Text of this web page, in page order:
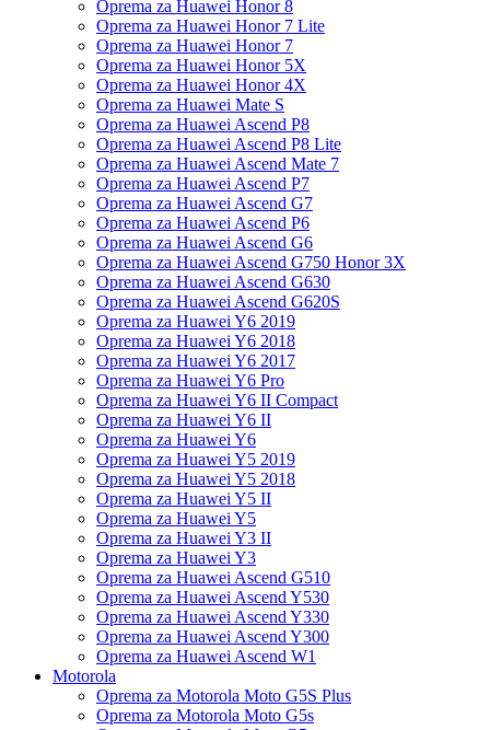
Oprema za Huawei Honor 8
Oprema za Huawei Honor 7 Lite
Oprema za Huawei Honor 7
Oprema za Huawei Honor 5X
Oprema za Huawei Honor 4X
Oprema za Huawei Mate S
Oprema za Huawei Ascend P8
Oprema za Huawei Ascend P8 Lite
Oprema za Huawei Ascend Mate 7
Oprema za Huawei Ascend P7
Oprema za Huawei Ascend G7
Oprema za Huawei Ascend P6
Oprema za Huawei Ascend G6
Oprema za Huawei Ascend G750 Honor 3X
Oprema za Huawei Ascend G630
Oprema za Huawei Ascend G620S
Oprema za Huawei Y6 2019
Oprema za Huawei Y6 2018
Oprema za Huawei Y6 2017
Oprema za Huawei Y6 Pro
Oprema za Huawei Y6 II Compact
Oprema za Huawei Y6 II
Oprema za Huawei Y6
Oprema za Huawei Y5 2019
Oprema za Huawei Y5 2018
Oprema za Huawei Y5 II
Oprema za Huawei Y5
Oprema za Huawei Y3 II
Oprema za Huawei Y3
Oprema za Huawei Ascend G510
Oprema za Huawei Ascend Y530
Oprema za Huawei Ascend Y330
Oprema za Huawei Ascend Y300
Oprema za Huawei Ascend W1
Motorola
Oprema za Motorola Moto G5S Plus
Oprema za Motorola Moto G5s